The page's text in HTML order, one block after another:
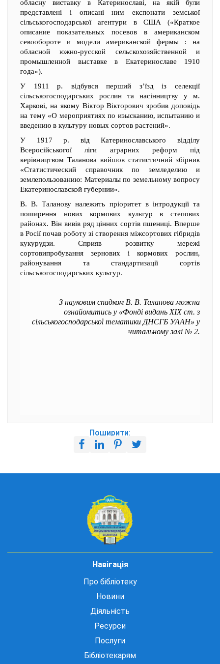
обласну виставку в Катеринославі, на якій були
представлені і описані ним експонати земської
сільськогосподарської агентури в США («Краткое
описание показательных посевов в американском
севообороте и модели американской фермы : на
обласной южно-русской сельскохозяйственной и
промышленной выставке в Екатеринославе 1910
года»).
У 1911 р. відбувся перший з’їзд із селекції
сільськогосподарських рослин та насінництву у м.
Харкові, на якому Віктор Вікторович зробив доповідь
на тему «О мероприятиях по изысканию, испытанию и
введению в культуру новых сортов растений».
У 1917 р. від Катеринославського відділу
Всеросійськогої ліги аграрних реформ під
керівництвом Таланова вийшов статистичний збірник
«Статистический справочник по земледелию и
землепользованию: Материалы по земельному вопросу
Екатеринославской губернии».
В. В. Таланову належить пріоритет в інтродукції та
поширення нових кормових культур в степових
районах. Він вивів ряд цінних сортів пшениці. Вперше
в Росії почав роботу зі створення міжсортових гібридів
кукурудзи. Сприяв розвитку мережі
сортовипробування зернових і кормових рослин,
районування та стандартизації сортів
сільськогосподарських культур.
З науковим спадком В. В. Таланова можна
ознайомитись у «Фонді видань XIX ст. з
сільськогосподарської тематики ДНСГБ УААН» у
читальному залі № 2.
Поширити:
Навігація
Про бібліотеку
Новини
Діяльність
Ресурси
Послуги
Бібліотекарям